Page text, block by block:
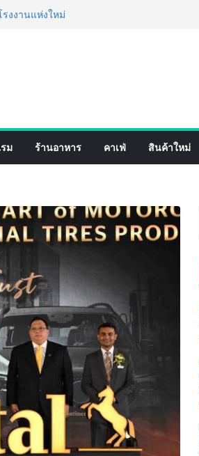
5 ผนึก 9
ปณิธาน สร้าง
งานแห่งใหม่
เฉียงใต้
สไตล์แฟชั่นไอ
วาง POVA
ฟมอาบแห้งสัตว์
ลียขนได้
ม ร้านอาหาร คาเฟ่ สินค้าใหม่